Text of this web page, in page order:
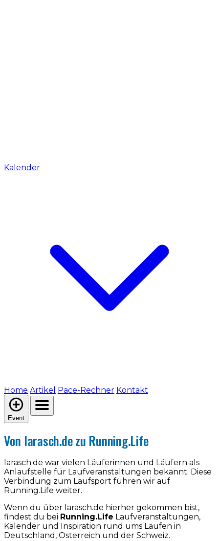
Kalender
Home Artikel Pace-Rechner Kontakt
Event
Von larasch.de zu Running.Life
larasch.de war vielen Läuferinnen und Läufern als
Anlaufstelle für Laufveranstaltungen bekannt. Diese
Verbindung zum Laufsport führen wir auf
Running.Life weiter.
Wenn du über larasch.de hierher gekommen bist,
findest du bei Running.Life Laufveranstaltungen,
Kalender und Inspiration rund ums Laufen in
Deutschland, Österreich und der Schweiz.